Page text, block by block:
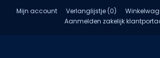
Mijn account Verlanglijstje (0)
Aanmelden zakelijk